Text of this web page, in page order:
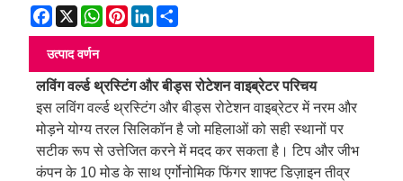
Facebook
X WhatsApp
Pinterest
LinkedIn
उत्पाद वर्णन
लविंग वर्ल्ड थ्रस्टिंग और बीड्स रोटेशन वाइब्रेटर परिचय
इस लविंग वर्ल्ड थ्रस्टिंग और बीड्स रोटेशन वाइब्रेटर में नरम और
मोड़ने योग्य तरल सिलिकॉन है जो महिलाओं को सही स्थानों पर
सटीक रूप से उत्तेजित करने में मदद कर सकता है। टिप और जीभ
कंपन के 10 मोड के साथ एर्गोनोमिक फिंगर शाफ्ट डिज़ाइन तीव्र